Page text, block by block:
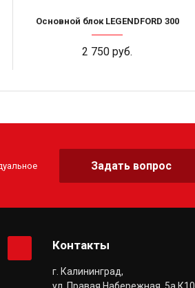
Основной блок LEGENDFORD 300
2 750 руб.
Задать вопрос
Контакты
г. Калининград,